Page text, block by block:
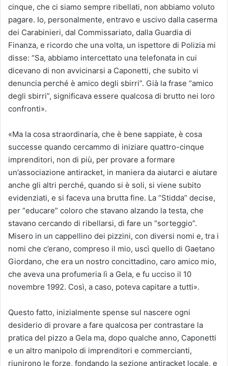
cinque, che ci siamo sempre ribellati, non abbiamo voluto
pagare. Io, personalmente, entravo e uscivo dalla caserma
dei Carabinieri, dal Commissariato, dalla Guardia di
Finanza, e ricordo che una volta, un ispettore di Polizia mi
disse: “Sa, abbiamo intercettato una telefonata in cui
dicevano di non avvicinarsi a Caponetti, che subito vi
denuncia perché è amico degli sbirri”. Già la frase “amico
degli sbirri”, significava essere qualcosa di brutto nei loro
confronti».
«Ma la cosa straordinaria, che è bene sappiate, è cosa
successe quando cercammo di iniziare quattro-cinque
imprenditori, non di più, per provare a formare
un’associazione antiracket, in maniera da aiutarci e aiutare
anche gli altri perché, quando si è soli, si viene subito
evidenziati, e si faceva una brutta fine. La “Stidda” decise,
per “educare” coloro che stavano alzando la testa, che
stavano cercando di ribellarsi, di fare un “sorteggio”.
Misero in un cappellino dei pizzini, con diversi nomi e, tra i
nomi che c’erano, compreso il mio, uscì quello di Gaetano
Giordano, che era un nostro concittadino, caro amico mio,
che aveva una profumeria lì a Gela, e fu ucciso il 10
novembre 1992. Così, a caso, poteva capitare a tutti».
Questo fatto, inizialmente spense sul nascere ogni
desiderio di provare a fare qualcosa per contrastare la
pratica del pizzo a Gela ma, dopo qualche anno, Caponetti
e un altro manipolo di imprenditori e commercianti,
riunirono le forze, fondando la sezione antiracket locale, e